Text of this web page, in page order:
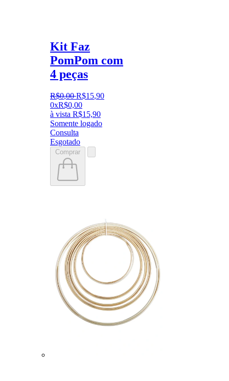
Kit Faz
PomPom com
4 peças
R$0,00 R$15,90
0xR$0,00
à vista R$15,90
Somente logado
Consulta
Esgotado
Comprar